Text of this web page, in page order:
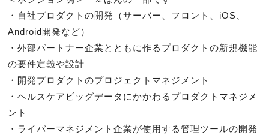
・自社プロダクトの開発（サーバー、フロント、iOS、
Android開発など）
・外部パートナー企業とともに作るプロダクトの新規機能
の要件定義や設計
・開発プロダクトのプロジェクトマネジメント
・ヘルスケアビッグデータにかかわるプロダクトマネジメ
ント
・ライバーマネジメント企業が使用する管理ツールの開発